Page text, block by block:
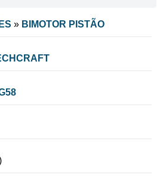
» BIMOTOR PISTÃO